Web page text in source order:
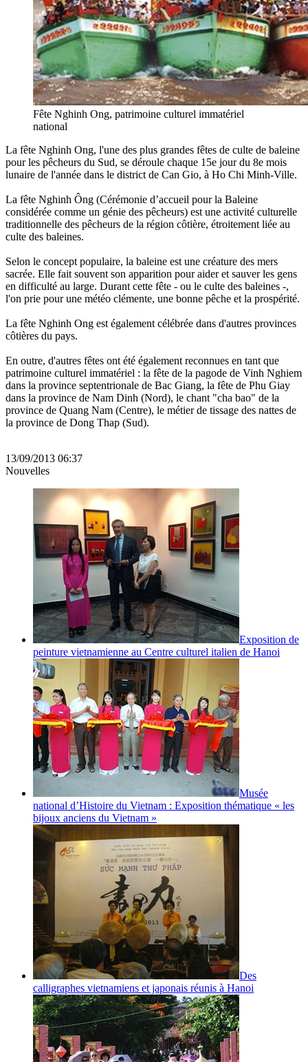
Fête Nghinh Ong, patrimoine culturel immatériel
national
La fête Nghinh Ong, l'une des plus grandes fêtes de culte de baleine
pour les pêcheurs du Sud, se déroule chaque 15e jour du 8e mois
lunaire de l'année dans le district de Can Gio, à Ho Chi Minh-Ville.
La fête Nghinh Ông (Cérémonie d’accueil pour la Baleine
considérée comme un génie des pêcheurs) est une activité culturelle
traditionnelle des pêcheurs de la région côtière, étroitement liée au
culte des baleines.
Selon le concept populaire, la baleine est une créature des mers
sacrée. Elle fait souvent son apparition pour aider et sauver les gens
en difficulté au large. Durant cette fête - ou le culte des baleines -,
l'on prie pour une météo clémente, une bonne pêche et la prospérité.
La fête Nghinh Ong est également célébrée dans d'autres provinces
côtières du pays.
En outre, d'autres fêtes ont été également reconnues en tant que
patrimoine culturel immatériel : la fête de la pagode de Vinh Nghiem
dans la province septentrionale de Bac Giang, la fête de Phu Giay
dans la province de Nam Dinh (Nord), le chant "cha bao" de la
province de Quang Nam (Centre), le métier de tissage des nattes de
la province de Dong Thap (Sud).
13/09/2013 06:37
Nouvelles
Exposition de
peinture vietnamienne au Centre culturel italien de Hanoi
Musée
national d’Histoire du Vietnam : Exposition thématique « les
bijoux anciens du Vietnam »
Des
calligraphes vietnamiens et japonais réunis à Hanoi